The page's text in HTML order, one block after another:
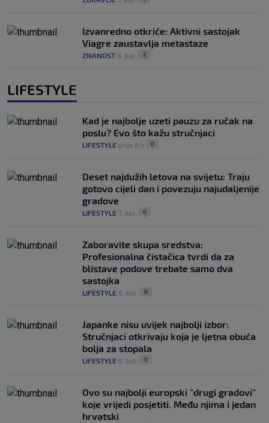
Izvanredno otkriće: Aktivni sastojak
Viagre zaustavlja metastaze
ZNANOST 6. kol. 2
LIFESTYLE
Kad je najbolje uzeti pauzu za ručak na
poslu? Evo što kažu stručnjaci
LIFESTYLE prije 6 h 0
Deset najdužih letova na svijetu: Traju
gotovo cijeli dan i povezuju najudaljenije
gradove
LIFESTYLE 7. kol. 0
Zaboravite skupa sredstva:
Profesionalna čistačica tvrdi da za
blistave podove trebate samo dva
sastojka
LIFESTYLE 6. kol. 0
Japanke nisu uvijek najbolji izbor:
Stručnjaci otkrivaju koja je ljetna obuća
bolja za stopala
LIFESTYLE 6. kol. 0
Ovo su najbolji europski "drugi gradovi"
koje vrijedi posjetiti. Među njima i jedan
hrvatski